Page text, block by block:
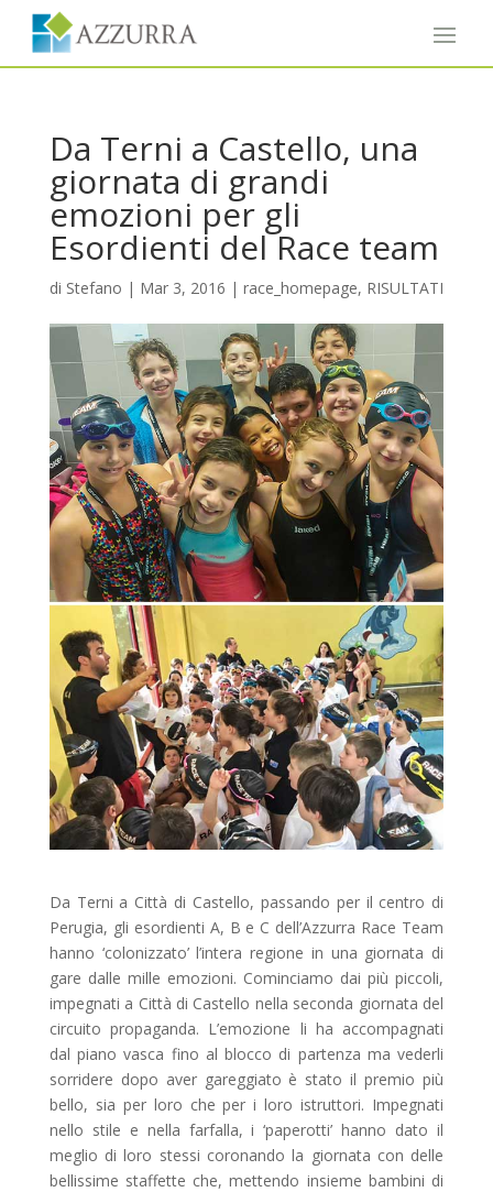
Da Terni a Castello, una
giornata di grandi
emozioni per gli
Esordienti del Race team
di Stefano | Mar 3, 2016 | race_homepage, RISULTATI
Da Terni a Città di Castello, passando per il centro di
Perugia, gli esordienti A, B e C dell’Azzurra Race Team
hanno ‘colonizzato’ l’intera regione in una giornata di
gare dalle mille emozioni. Cominciamo dai più piccoli,
impegnati a Città di Castello nella seconda giornata del
circuito propaganda. L’emozione li ha accompagnati
dal piano vasca fino al blocco di partenza ma vederli
sorridere dopo aver gareggiato è stato il premio più
bello, sia per loro che per i loro istruttori. Impegnati
nello stile e nella farfalla, i ‘paperotti’ hanno dato il
meglio di loro stessi coronando la giornata con delle
bellissime staffette che, mettendo insieme bambini di